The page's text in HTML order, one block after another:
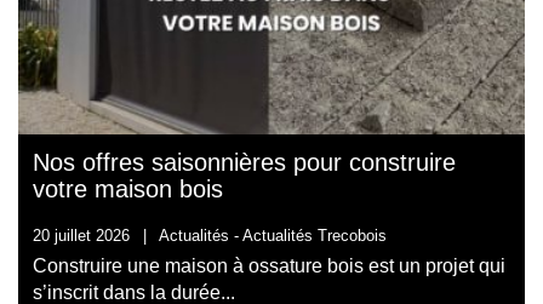
Nos offres saisonnières pour construire
votre maison bois
20 juillet 2026 Actualités - Actualités Trecobois
Construire une maison à ossature bois est un projet qui
s’inscrit dans la durée...